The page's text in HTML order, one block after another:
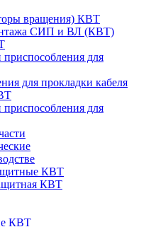
вращения) КВТ
СИП и ВЛ (КВТ)
для
для прокладки кабеля
для
КВТ
КВТ
КВТ